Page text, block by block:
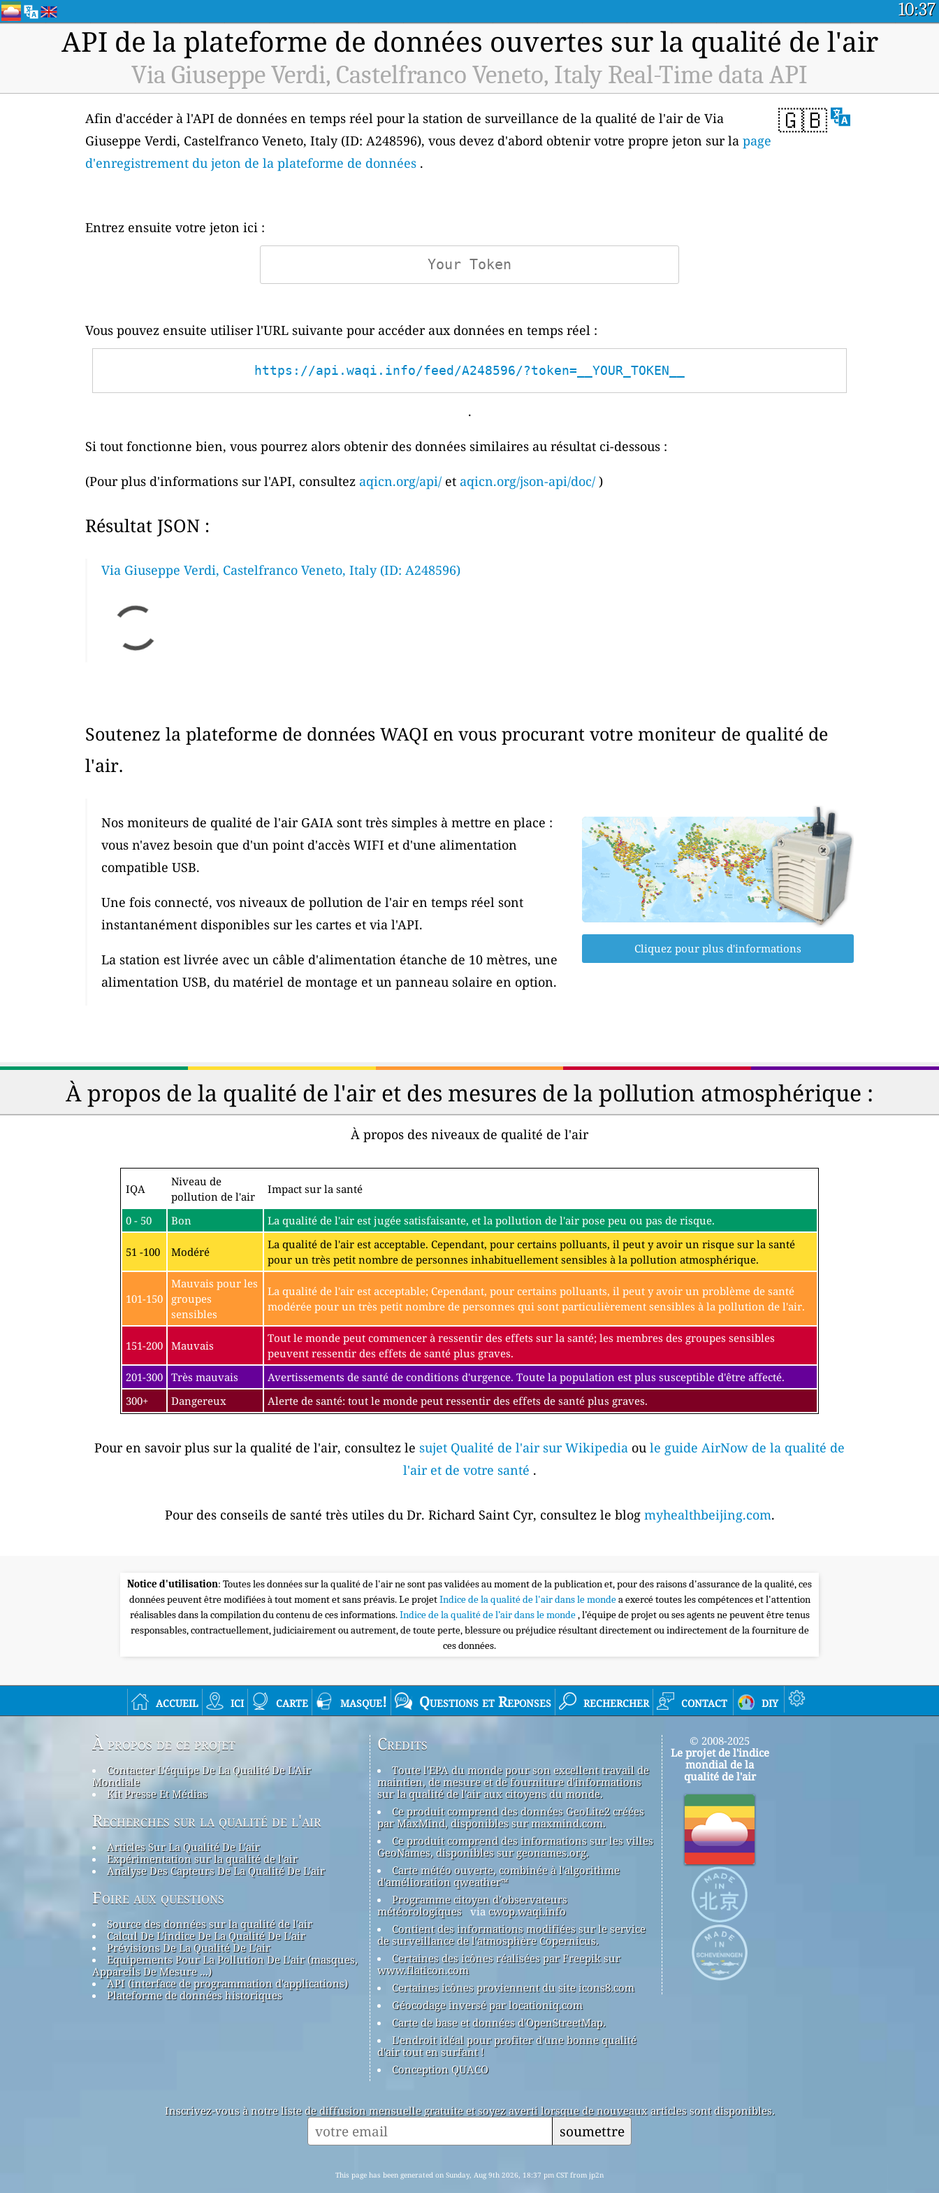
10:37
API de la plateforme de données ouvertes sur la qualité de l'air
Via Giuseppe Verdi, Castelfranco Veneto, Italy Real-Time data API
🇬🇧
Afin d'accéder à l'API de données en temps réel pour la station de surveillance de la qualité de l'air de Via
Giuseppe Verdi, Castelfranco Veneto, Italy (ID: A248596), vous devez d'abord obtenir votre propre jeton sur la page
d'enregistrement du jeton de la plateforme de données .
Entrez ensuite votre jeton ici :
Vous pouvez ensuite utiliser l'URL suivante pour accéder aux données en temps réel :
https://api.waqi.info/feed/A248596/?token=__YOUR_TOKEN__
.
Si tout fonctionne bien, vous pourrez alors obtenir des données similaires au résultat ci-dessous :
(Pour plus d'informations sur l'API, consultez aqicn.org/api/ et aqicn.org/json-api/doc/ )
Résultat JSON :
Via Giuseppe Verdi, Castelfranco Veneto, Italy (ID: A248596)
Soutenez la plateforme de données WAQI en vous procurant votre moniteur de qualité de
l'air.
Nos moniteurs de qualité de l'air GAIA sont très simples à mettre en place :
vous n'avez besoin que d'un point d'accès WIFI et d'une alimentation
compatible USB.
Une fois connecté, vos niveaux de pollution de l'air en temps réel sont
instantanément disponibles sur les cartes et via l'API.
La station est livrée avec un câble d'alimentation étanche de 10 mètres, une
alimentation USB, du matériel de montage et un panneau solaire en option.
Cliquez pour plus d'informations
À propos de la qualité de l'air et des mesures de la pollution atmosphérique :
À propos des niveaux de qualité de l'air
IQA
Niveau de
pollution de l'air
Impact sur la santé
0 - 50 Bon La qualité de l'air est jugée satisfaisante, et la pollution de l'air pose peu ou pas de risque.
51 -100 Modéré
La qualité de l'air est acceptable. Cependant, pour certains polluants, il peut y avoir un risque sur la santé
pour un très petit nombre de personnes inhabituellement sensibles à la pollution atmosphérique.
101-150
Mauvais pour les
groupes
sensibles
La qualité de l'air est acceptable; Cependant, pour certains polluants, il peut y avoir un problème de santé
modérée pour un très petit nombre de personnes qui sont particulièrement sensibles à la pollution de l'air.
151-200 Mauvais
Tout le monde peut commencer à ressentir des effets sur la santé; les membres des groupes sensibles
peuvent ressentir des effets de santé plus graves.
201-300 Très mauvais
Avertissements de santé de conditions d'urgence. Toute la population est plus susceptible d'être affecté.
300+
Dangereux Alerte de santé: tout le monde peut ressentir des effets de santé plus graves.
Pour en savoir plus sur la qualité de l'air, consultez le sujet Qualité de l'air sur Wikipedia ou le guide AirNow de la qualité de
l'air et de votre santé .
Pour des conseils de santé très utiles du Dr. Richard Saint Cyr, consultez le blog myhealthbeijing.com.
Notice d'utilisation: Toutes les données sur la qualité de l'air ne sont pas validées au moment de la publication et, pour des raisons d'assurance de la qualité, ces
données peuvent être modifiées à tout moment et sans préavis. Le projetIndice de la qualité de l'air dans le mondea exercé toutes les compétences et l'attention
réalisables dans la compilation du contenu de ces informations.Indice de la qualité de l’air dans le monde, l’équipe de projet ou ses agents ne peuvent être tenus
responsables, contractuellement, judiciairement ou autrement, de toute perte, blessure ou préjudice résultant directement ou indirectement de la fourniture de
ces données.
accueil ici carte masque! Questions et Reponses rechercher contact diy
À propos de ce projet
Contacter L'équipe De La Qualité De L'Air
Mondiale
Kit Presse Et Médias
Recherches sur la qualité de l'air
Articles Sur La Qualité De L'air
Expérimentation sur la qualité de l'air
Analyse Des Capteurs De La Qualité De L'air
Foire aux questions
Source des données sur la qualité de l'air
Calcul De L'indice De La Qualité De L'air
Prévisions De La Qualité De L'air
Equipements Pour La Pollution De L'air (masques,
Appareils De Mesure ...)
API (interface de programmation d'applications)
Plateforme de données historiques
Credits
Toute l'EPA du monde pour son excellent travail de
maintien, de mesure et de fourniture d'informations
sur la qualité de l'air aux citoyens du monde.
Ce produit comprend des données GeoLite2 créées
par MaxMind, disponibles sur maxmind.com.
Ce produit comprend des informations sur les villes
GeoNames, disponibles sur geonames.org.
Carte météo ouverte, combinée à l'algorithme
d'amélioration qweather™
Programme citoyen d’observateurs
météorologiques via cwop.waqi.info
Contient des informations modifiées sur le service
de surveillance de l'atmosphère Copernicus.
Certaines des icônes réalisées par Freepik sur
www.flaticon.com
Certaines icônes proviennent du site icons8.com
Géocodage inversé par locationiq.com
Carte de base et données d'OpenStreetMap.
L'endroit idéal pour profiter d'une bonne qualité
d'air tout en surfant !
Conception QUACO
© 2008-2025
Le projet de l'indice
mondial de la
qualité de l'air
Inscrivez-vous à notre liste de diffusion mensuelle gratuite et soyez averti lorsque de nouveaux articles sont disponibles.
soumettre
This page has been generated on Sunday, Aug 9th 2026, 18:37 pm CST from jp2n